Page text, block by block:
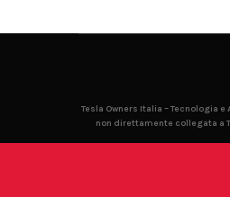
Tesla Owners Italia – Tecnologia
non direttamente collegata a